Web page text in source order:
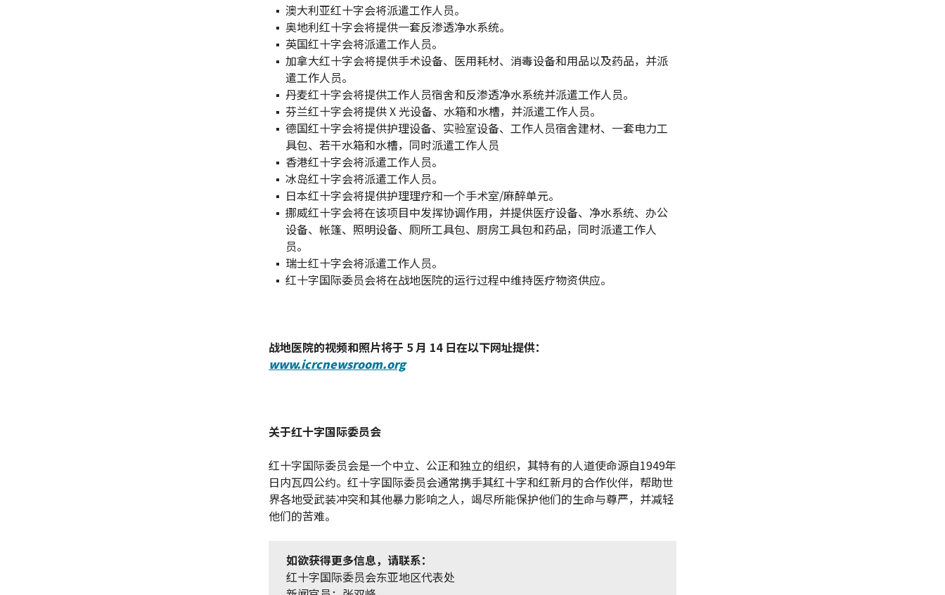
澳大利亚红十字会将派遣工作人员。
奥地利红十字会将提供一套反渗透净水系统。
英国红十字会将派遣工作人员。
加拿大红十字会将提供手术设备、医用耗材、消毒设备和用品以及药品，并派
遣工作人员。
丹麦红十字会将提供工作人员宿舍和反渗透净水系统并派遣工作人员。
芬兰红十字会将提供 X 光设备、水箱和水槽，并派遣工作人员。
德国红十字会将提供护理设备、实验室设备、工作人员宿舍建材、一套电力工
具包、若干水箱和水槽，同时派遣工作人员
香港红十字会将派遣工作人员。
冰岛红十字会将派遣工作人员。
日本红十字会将提供护理理疗和一个手术室/麻醉单元。
挪威红十字会将在该项目中发挥协调作用，并提供医疗设备、净水系统、办公
设备、帐篷、照明设备、厕所工具包、厨房工具包和药品，同时派遣工作人
员。
瑞士红十字会将派遣工作人员。
红十字国际委员会将在战地医院的运行过程中维持医疗物资供应。
战地医院的视频和照片将于 5 月 14 日在以下网址提供：
www.icrcnewsroom.org
关于红十字国际委员会
红十字国际委员会是一个中立、公正和独立的组织，其特有的人道使命源自1949年
日内瓦四公约。红十字国际委员会通常携手其红十字和红新月的合作伙伴，帮助世
界各地受武装冲突和其他暴力影响之人，竭尽所能保护他们的生命与尊严，并减轻
他们的苦难。
如欲获得更多信息，请联系：
红十字国际委员会东亚地区代表处